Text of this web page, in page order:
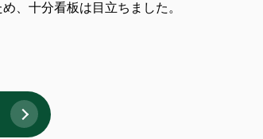
、十分看板は目立ちました。